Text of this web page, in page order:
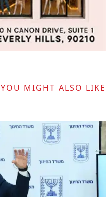
YOU MIGHT ALSO LIKE